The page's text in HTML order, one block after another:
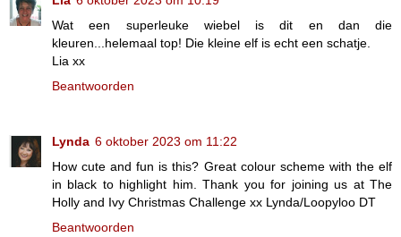
Wat een superleuke wiebel is dit en dan die
kleuren...helemaal top! Die kleine elf is echt een schatje.
Lia xx
Beantwoorden
Lynda 6 oktober 2023 om 11:22
How cute and fun is this? Great colour scheme with the elf
in black to highlight him. Thank you for joining us at The
Holly and Ivy Christmas Challenge xx Lynda/Loopyloo DT
Beantwoorden